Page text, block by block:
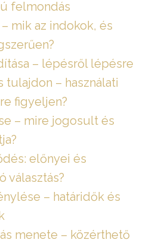
felmondás
mik az indokok, és
– lépésről lépésre
tulajdon – használati
figyeljen?
– mire jogosult és
előnyei és
választás?
– határidők és
menete – közérthető